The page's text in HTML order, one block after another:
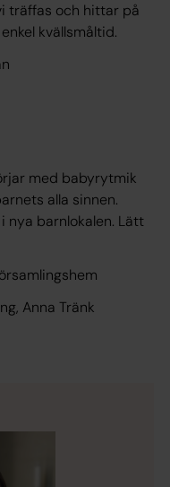
träffas och hittar på
kvällsmåltid.
med babyrytmik
alla sinnen.
nya barnlokalen. Lätt
Anna Tränk